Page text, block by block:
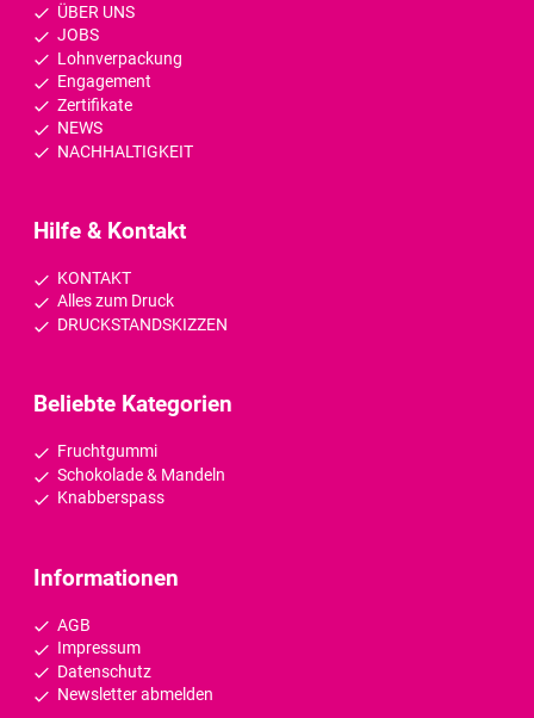
ÜBER UNS
JOBS
Lohnverpackung
Engagement
Zertifikate
NEWS
NACHHALTIGKEIT
Hilfe & Kontakt
KONTAKT
Alles zum Druck
DRUCKSTANDSKIZZEN
Beliebte Kategorien
Fruchtgummi
Schokolade & Mandeln
Knabberspass
Informationen
AGB
Impressum
Datenschutz
Newsletter abmelden